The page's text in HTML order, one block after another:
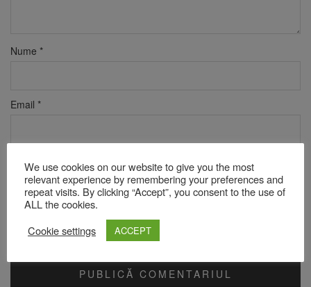
Nume *
Email *
Verificare anti-robot
Click pentru a începe verificarea
We use cookies on our website to give you the most
relevant experience by remembering your preferences and
repeat visits. By clicking “Accept”, you consent to the use of
ALL the cookies.
Cookie settings
ACCEPT